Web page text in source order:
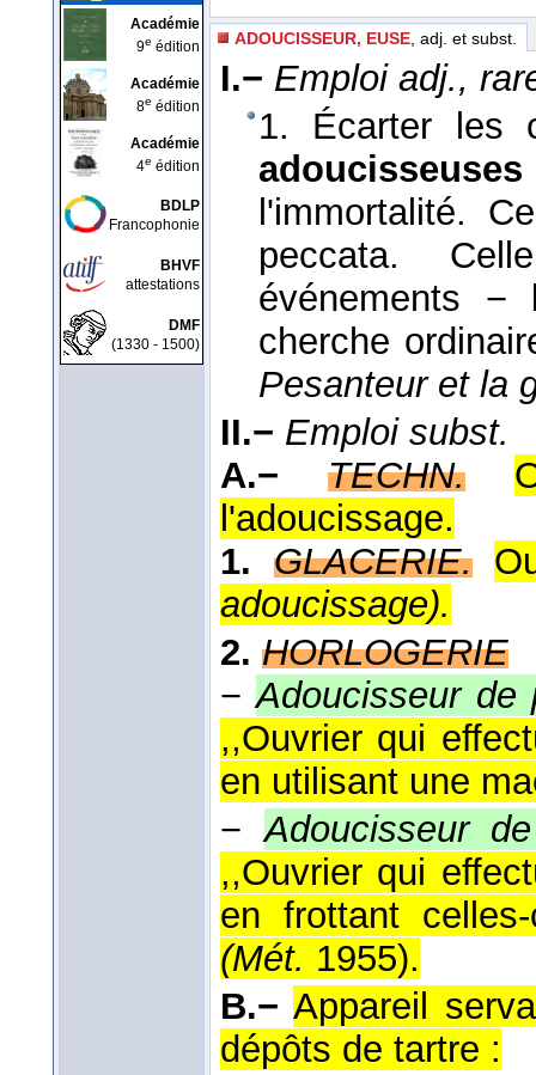
Académie
9e édition
Académie
8e édition
Académie
4e édition
BDLP
Francophonie
BHVF
attestations
DMF
(1330 - 1500)
ADOUCISSEUR, EUSE , adj. et subst.
I.− Emploi adj.,
1. Écarter les
adoucisseuses
l'immortalité.
peccata.
événements
cherche
Pesanteur et la
II.− Emploi subst.
A.−
TECHN.
l'adoucissage.
1. GLACERIE.
adoucissage).
2. HORLOGERIE
−Adoucisseur
,,Ouvrier qui
en utilisant une
−Adoucisseur
,,Ouvrier qui
en frottant
(Mét. 1955).
B.− Appareil
dépôts de tartre :